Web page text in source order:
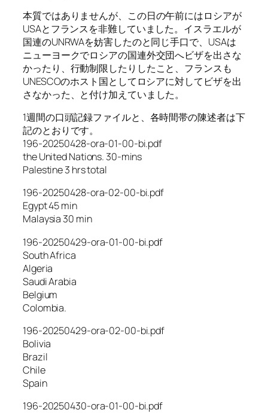
本質ではありませんが、この日の午前にはロシアが
USAとフランスを非難していました。イスラエルが
国連のUNRWAを妨害したのと同じ手口で、USAは
ニューヨークでロシアの国連外交団へビザを出さな
かったり、行動制限したりしたこと、フランスも
UNESCOのホスト国としてロシアに対してビザを出
さなかった、と付け加えていました。
1週間の口頭記録ファイルと、各時間帯の陳述者は下
記のとおりです。
196-20250428-ora-01-00-bi.pdf
the United Nations. 30-mins
Palestine 3 hrs total
196-20250428-ora-02-00-bi.pdf
Egypt 45 min
Malaysia 30 min
196-20250429-ora-01-00-bi.pdf
South Africa
Algeria
Saudi Arabia
Belgium
Colombia.
196-20250429-ora-02-00-bi.pdf
Bolivia
Brazil
Chile
Spain
196-20250430-ora-01-00-bi.pdf